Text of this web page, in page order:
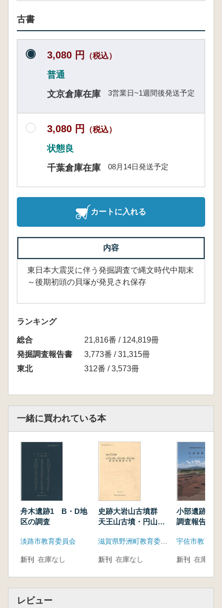
古書
3,080 円 （税込）
普通
文京倉庫在庫
3営業日~1週間後発送予定
3,080 円 （税込）
状態良
千葉倉庫在庫
08月14日発送予定
カートに入れる
内容
東日本大震災に伴う発掘調査で縄文時代中期末
～後期初頭の貝塚が発見され保存
ランキング
総合
21,816番 / 124,819冊
発掘調査報告書
3,773番 / 31,315冊
東北
312番 / 3,573冊
一緒に買われている本
舟木遺跡1 B・D地
区の調査
淡路市教育委員会
新刊 在庫なし
史跡大岩山古墳群
天王山古墳・円山古
整備報告書
滋賀県野洲町教育委員会
新刊 在庫なし
小部遺跡2
調査報告書
宇佐市教育委
新刊 在庫なし
レビュー